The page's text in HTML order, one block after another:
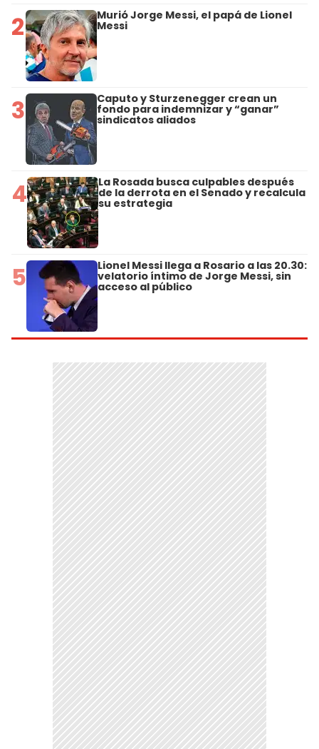
2 Murió Jorge Messi, el papá de Lionel
Messi
3 Caputo y Sturzenegger crean un
fondo para indemnizar y “ganar”
sindicatos aliados
4 La Rosada busca culpables después
de la derrota en el Senado y recalcula
su estrategia
5 Lionel Messi llega a Rosario a las 20.30:
velatorio íntimo de Jorge Messi, sin
acceso al público